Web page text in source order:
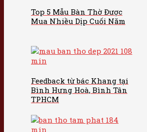
Top 5 Mẫu Bàn Thờ Được
Mua Nhiều Dịp Cuối Năm
Feedback từ bác Khang tại
Bình Hưng Hoà, Bình Tân
TPHCM